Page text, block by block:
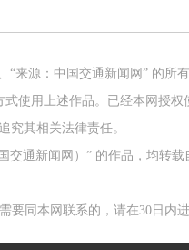
“来源：中国交通新闻网” 的
使用上述作品。已经本网授
究其相关法律责任。
交通新闻网）” 的作品，均转
要同本网联系的，请在30日内进